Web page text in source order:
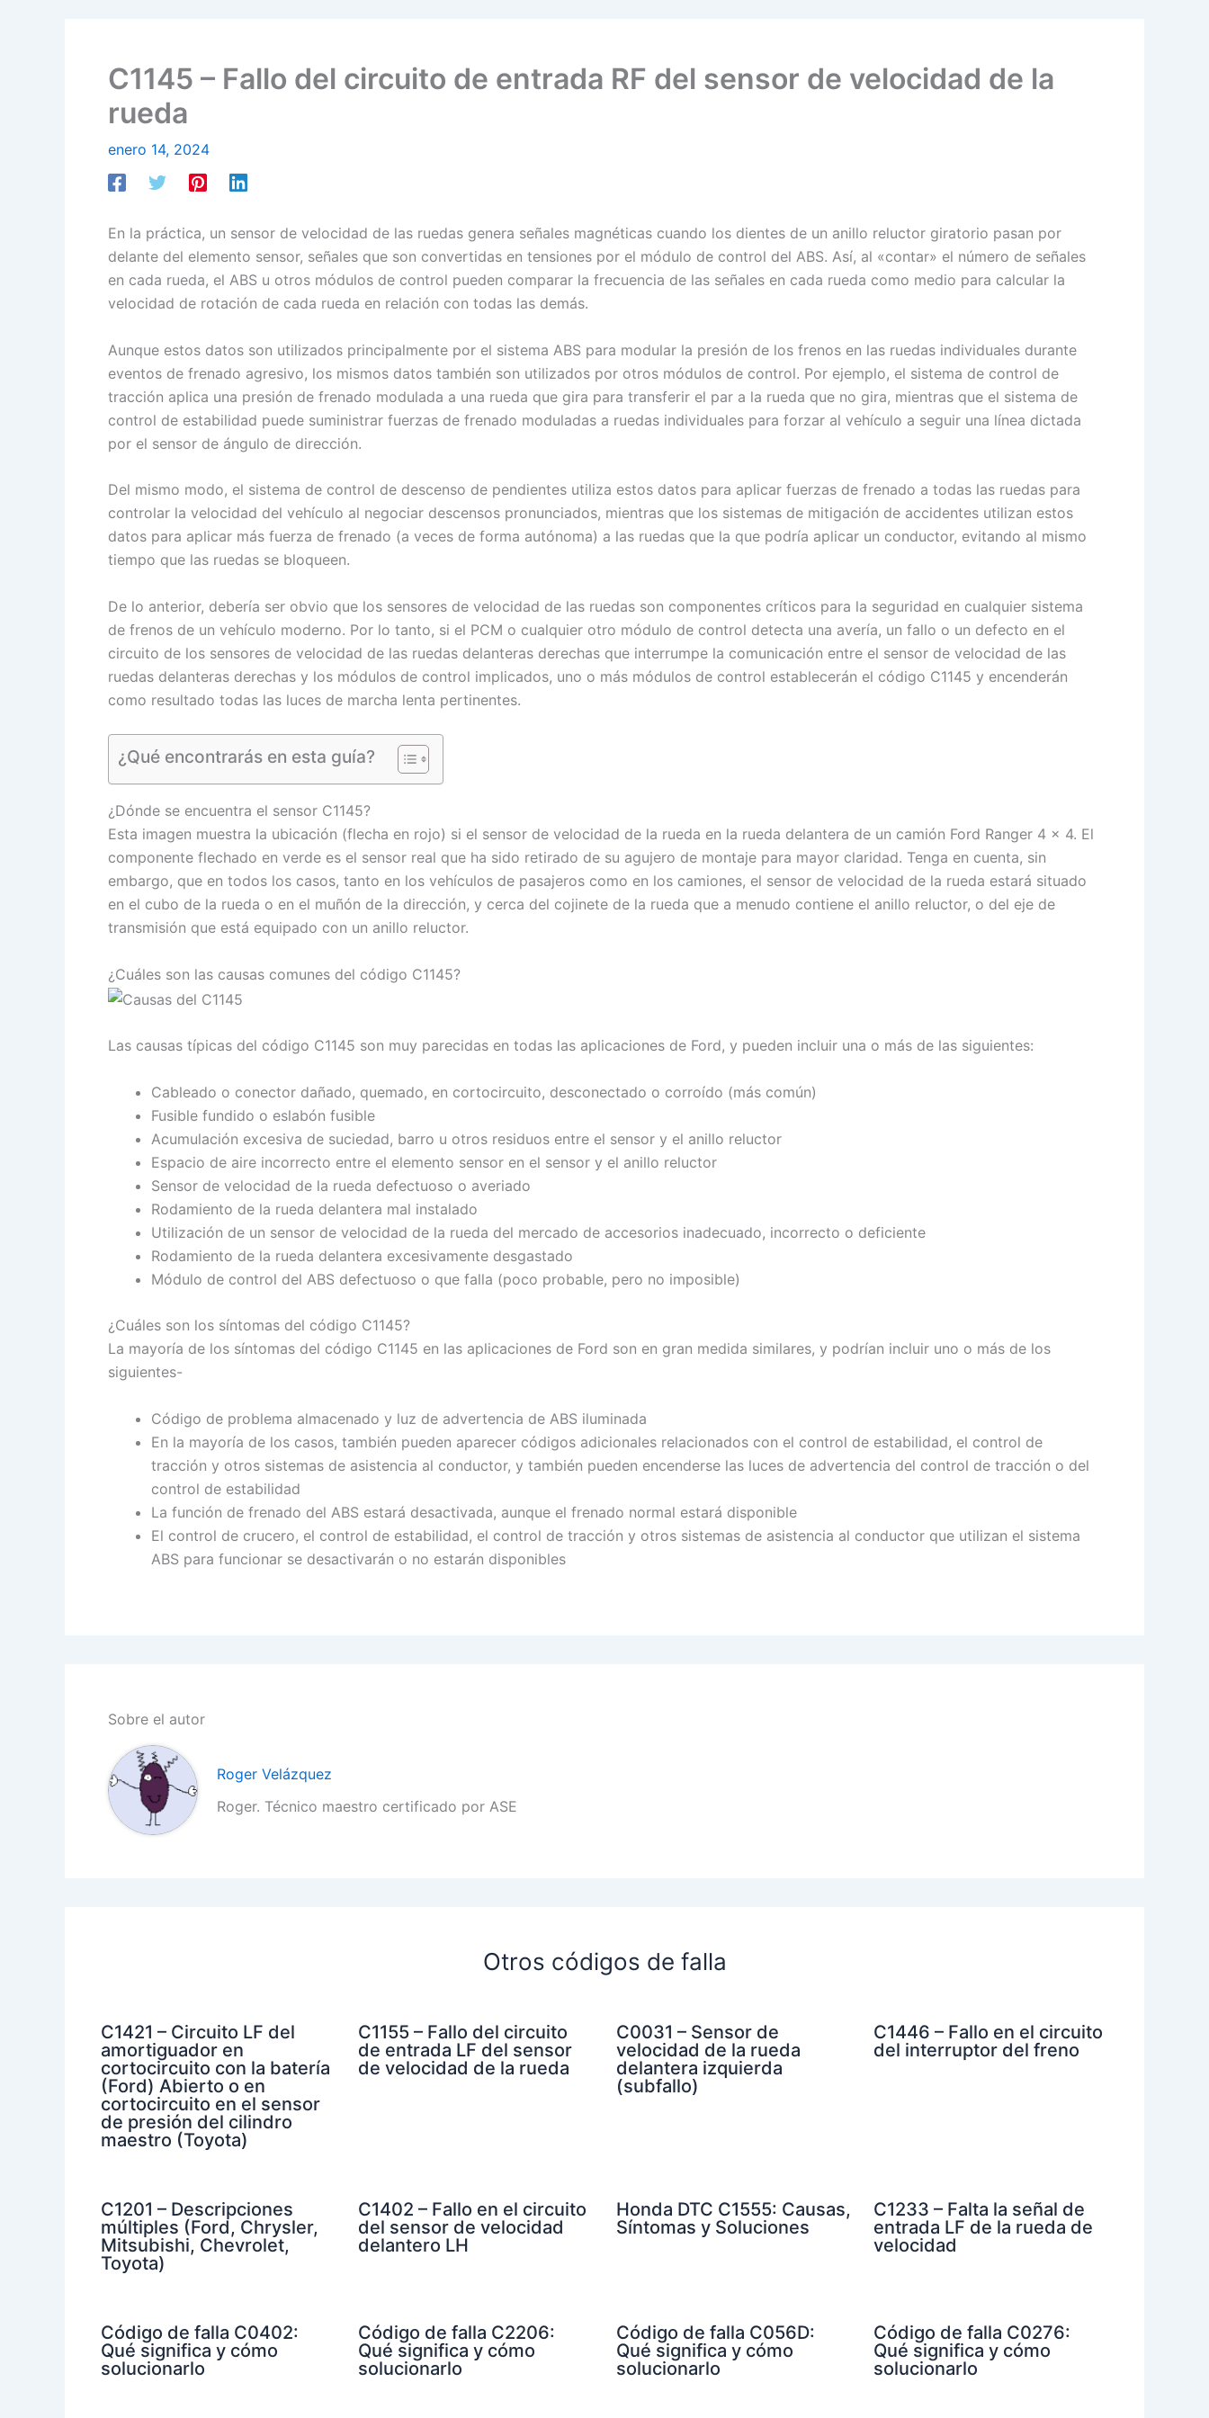
C1145 – Fallo del circuito de entrada RF del sensor de velocidad de la
rueda
enero 14, 2024
En la práctica, un sensor de velocidad de las ruedas genera señales magnéticas cuando los dientes de un anillo reluctor giratorio pasan por
delante del elemento sensor, señales que son convertidas en tensiones por el módulo de control del ABS. Así, al «contar» el número de señales
en cada rueda, el ABS u otros módulos de control pueden comparar la frecuencia de las señales en cada rueda como medio para calcular la
velocidad de rotación de cada rueda en relación con todas las demás.
Aunque estos datos son utilizados principalmente por el sistema ABS para modular la presión de los frenos en las ruedas individuales durante
eventos de frenado agresivo, los mismos datos también son utilizados por otros módulos de control. Por ejemplo, el sistema de control de
tracción aplica una presión de frenado modulada a una rueda que gira para transferir el par a la rueda que no gira, mientras que el sistema de
control de estabilidad puede suministrar fuerzas de frenado moduladas a ruedas individuales para forzar al vehículo a seguir una línea dictada
por el sensor de ángulo de dirección.
Del mismo modo, el sistema de control de descenso de pendientes utiliza estos datos para aplicar fuerzas de frenado a todas las ruedas para
controlar la velocidad del vehículo al negociar descensos pronunciados, mientras que los sistemas de mitigación de accidentes utilizan estos
datos para aplicar más fuerza de frenado (a veces de forma autónoma) a las ruedas que la que podría aplicar un conductor, evitando al mismo
tiempo que las ruedas se bloqueen.
De lo anterior, debería ser obvio que los sensores de velocidad de las ruedas son componentes críticos para la seguridad en cualquier sistema
de frenos de un vehículo moderno. Por lo tanto, si el PCM o cualquier otro módulo de control detecta una avería, un fallo o un defecto en el
circuito de los sensores de velocidad de las ruedas delanteras derechas que interrumpe la comunicación entre el sensor de velocidad de las
ruedas delanteras derechas y los módulos de control implicados, uno o más módulos de control establecerán el código C1145 y encenderán
como resultado todas las luces de marcha lenta pertinentes.
¿Qué encontrarás en esta guía?
¿Dónde se encuentra el sensor C1145?
Esta imagen muestra la ubicación (flecha en rojo) si el sensor de velocidad de la rueda en la rueda delantera de un camión Ford Ranger 4 × 4. El
componente flechado en verde es el sensor real que ha sido retirado de su agujero de montaje para mayor claridad. Tenga en cuenta, sin
embargo, que en todos los casos, tanto en los vehículos de pasajeros como en los camiones, el sensor de velocidad de la rueda estará situado
en el cubo de la rueda o en el muñón de la dirección, y cerca del cojinete de la rueda que a menudo contiene el anillo reluctor, o del eje de
transmisión que está equipado con un anillo reluctor.
¿Cuáles son las causas comunes del código C1145?
Las causas típicas del código C1145 son muy parecidas en todas las aplicaciones de Ford, y pueden incluir una o más de las siguientes:
Cableado o conector dañado, quemado, en cortocircuito, desconectado o corroído (más común)
Fusible fundido o eslabón fusible
Acumulación excesiva de suciedad, barro u otros residuos entre el sensor y el anillo reluctor
Espacio de aire incorrecto entre el elemento sensor en el sensor y el anillo reluctor
Sensor de velocidad de la rueda defectuoso o averiado
Rodamiento de la rueda delantera mal instalado
Utilización de un sensor de velocidad de la rueda del mercado de accesorios inadecuado, incorrecto o deficiente
Rodamiento de la rueda delantera excesivamente desgastado
Módulo de control del ABS defectuoso o que falla (poco probable, pero no imposible)
¿Cuáles son los síntomas del código C1145?
La mayoría de los síntomas del código C1145 en las aplicaciones de Ford son en gran medida similares, y podrían incluir uno o más de los
siguientes-
Código de problema almacenado y luz de advertencia de ABS iluminada
En la mayoría de los casos, también pueden aparecer códigos adicionales relacionados con el control de estabilidad, el control de
tracción y otros sistemas de asistencia al conductor, y también pueden encenderse las luces de advertencia del control de tracción o del
control de estabilidad
La función de frenado del ABS estará desactivada, aunque el frenado normal estará disponible
El control de crucero, el control de estabilidad, el control de tracción y otros sistemas de asistencia al conductor que utilizan el sistema
ABS para funcionar se desactivarán o no estarán disponibles
Sobre el autor
Roger Velázquez
Roger. Técnico maestro certificado por ASE
Otros códigos de falla
C1421 – Circuito LF del
amortiguador en
cortocircuito con la batería
(Ford) Abierto o en
cortocircuito en el sensor
de presión del cilindro
maestro (Toyota)
C1155 – Fallo del circuito
de entrada LF del sensor
de velocidad de la rueda
C0031 – Sensor de
velocidad de la rueda
delantera izquierda
(subfallo)
C1446 – Fallo en el circuito
del interruptor del freno
C1201 – Descripciones
múltiples (Ford, Chrysler,
Mitsubishi, Chevrolet,
Toyota)
C1402 – Fallo en el circuito
del sensor de velocidad
delantero LH
Honda DTC C1555: Causas,
Síntomas y Soluciones
C1233 – Falta la señal de
entrada LF de la rueda de
velocidad
Código de falla C0402:
Qué significa y cómo
solucionarlo
Código de falla C2206:
Qué significa y cómo
solucionarlo
Código de falla C056D:
Qué significa y cómo
solucionarlo
Código de falla C0276:
Qué significa y cómo
solucionarlo